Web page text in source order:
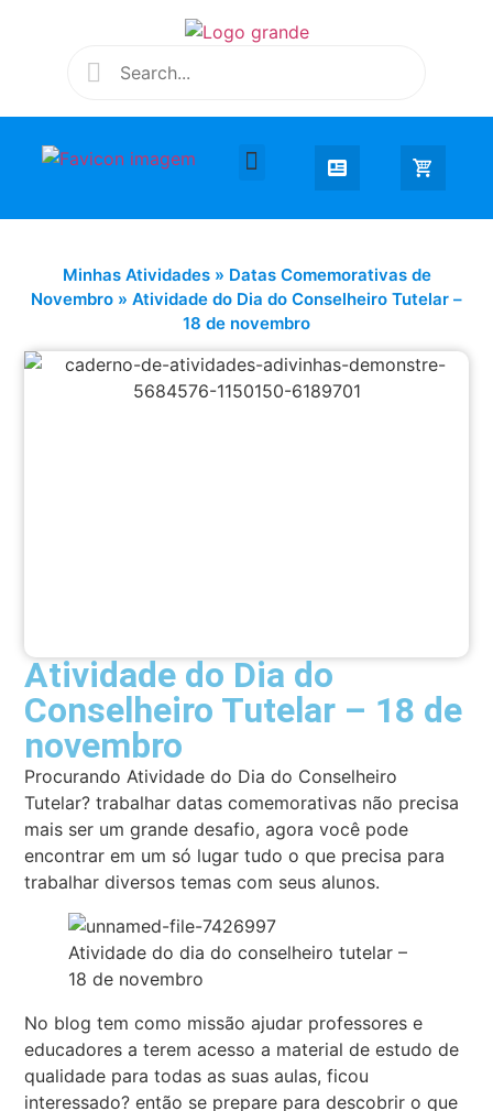
Minhas Atividades» Datas Comemorativas de
Novembro » Atividade do Dia do Conselheiro Tutelar –
18 de novembro
Atividade do Dia do
Conselheiro Tutelar – 18 de
novembro
Procurando Atividade do Dia do Conselheiro
Tutelar? trabalhar datas comemorativas não precisa
mais ser um grande desafio, agora você pode
encontrar em um só lugar tudo o que precisa para
trabalhar diversos temas com seus alunos.
Atividade do dia do conselheiro tutelar –
18 de novembro
No blog tem como missão ajudar professores e
educadores a terem acesso a material de estudo de
qualidade para todas as suas aulas, ficou
interessado? então se prepare para descobrir o que